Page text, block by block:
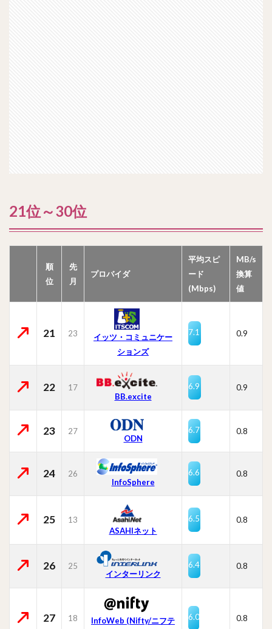
21位～30位
順
位
先
月
プロバイダ
平均スピ
ード
(Mbps)
MB/s
換算
値
21 23
イッツ・コミュニケー
ションズ
7.1 0.9
22
17
BB.excite
6.9 0.9
23 27
ODN
6.7 0.8
24
26
InfoSphere
6.6 0.8
25
13
ASAHIネット
6.5 0.8
26
25
インターリンク
6.4 0.8
27 18
InfoWeb (Nifty/ニフテ
6.0 0.8